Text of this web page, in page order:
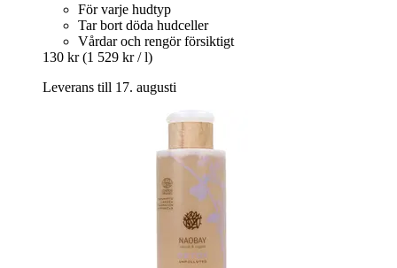
För varje hudtyp
Tar bort döda hudceller
Vårdar och rengör försiktigt
130 kr (1 529 kr / l)
Leverans till 17. augusti